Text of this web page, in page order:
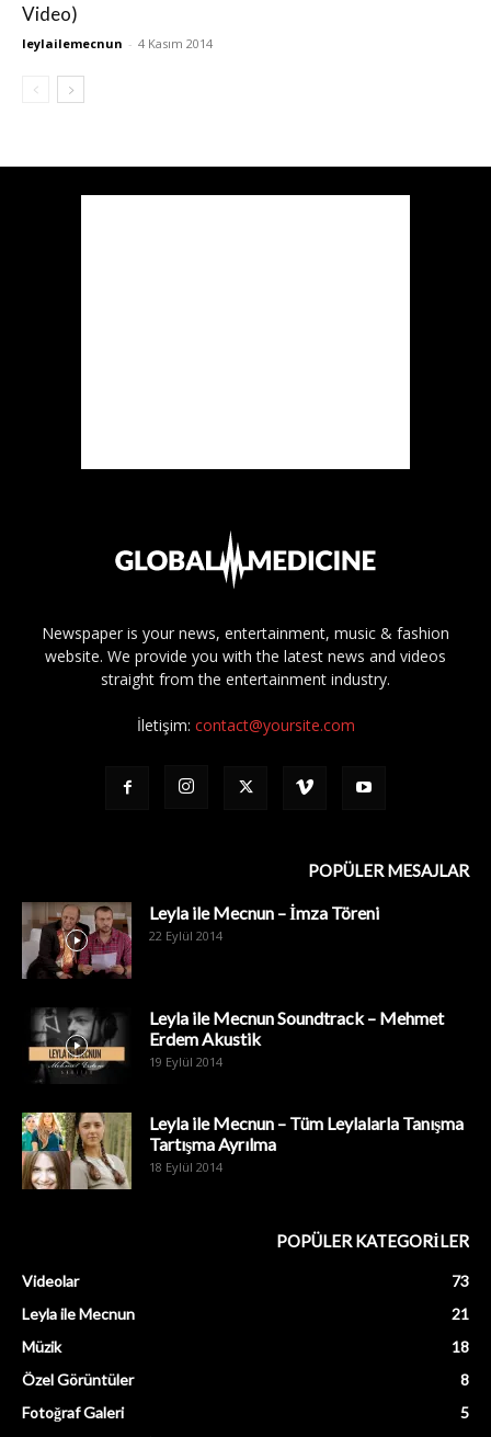
Video)
leylailemecnun - 4 Kasım 2014
Newspaper is your news, entertainment, music & fashion
website. We provide you with the latest news and videos
straight from the entertainment industry.
İletişim: contact@yoursite.com
POPÜLER MESAJLAR
Leyla ile Mecnun – İmza Töreni
22 Eylül 2014
Leyla ile Mecnun Soundtrack – Mehmet
Erdem Akustik
19 Eylül 2014
Leyla ile Mecnun – Tüm Leylalarla Tanışma
Tartışma Ayrılma
18 Eylül 2014
POPÜLER KATEGORİLER
Videolar
73
Leyla ile Mecnun
21
Müzik
18
Özel Görüntüler
8
Fotoğraf Galeri
5